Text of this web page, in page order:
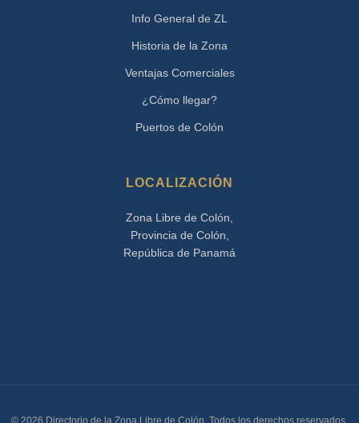
Info General de ZL
Historia de la Zona
Ventajas Comerciales
¿Cómo llegar?
Puertos de Colón
LOCALIZACIÓN
Zona Libre de Colón,
Provincia de Colón,
República de Panamá